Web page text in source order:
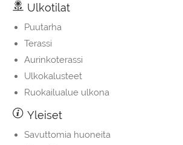
Ulkotilat
Puutarha
Terassi
Aurinkoterassi
Ulkokalusteet
Ruokailualue ulkona
Yleiset
Savuttomia huoneita